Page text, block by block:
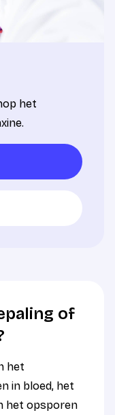
het
of
het
in bloed, het
het opsporen